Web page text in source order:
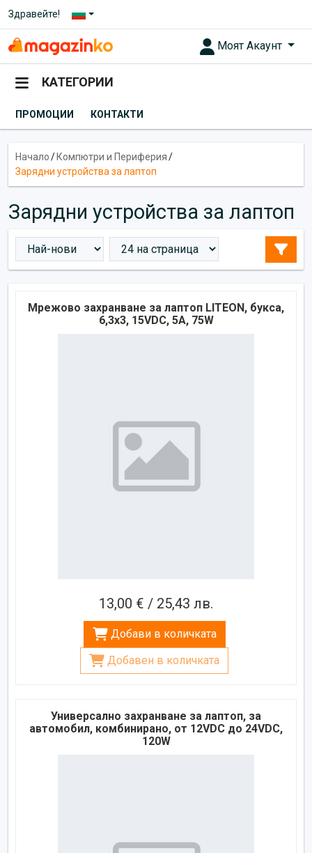
Здравейте!
Моят Акаунт
КАТЕГОРИИ
ПРОМОЦИИ КОНТАКТИ
Начало/ Компютри и Периферия/
Зарядни устройства за лаптоп
Зарядни устройства за лаптоп
Мрежово захранване за лаптоп LITEON, букса,
6,3x3, 15VDC, 5A, 75W
13,00 € / 25,43 лв.
Добави в количката
Добавен в количката
Универсално захранване за лаптоп, за
автомобил, комбинирано, от 12VDC до 24VDC,
120W